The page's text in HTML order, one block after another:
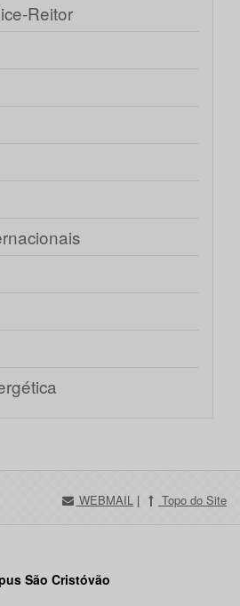
Reitor
WEBMAIL | Topo do Site
São Cristóvão